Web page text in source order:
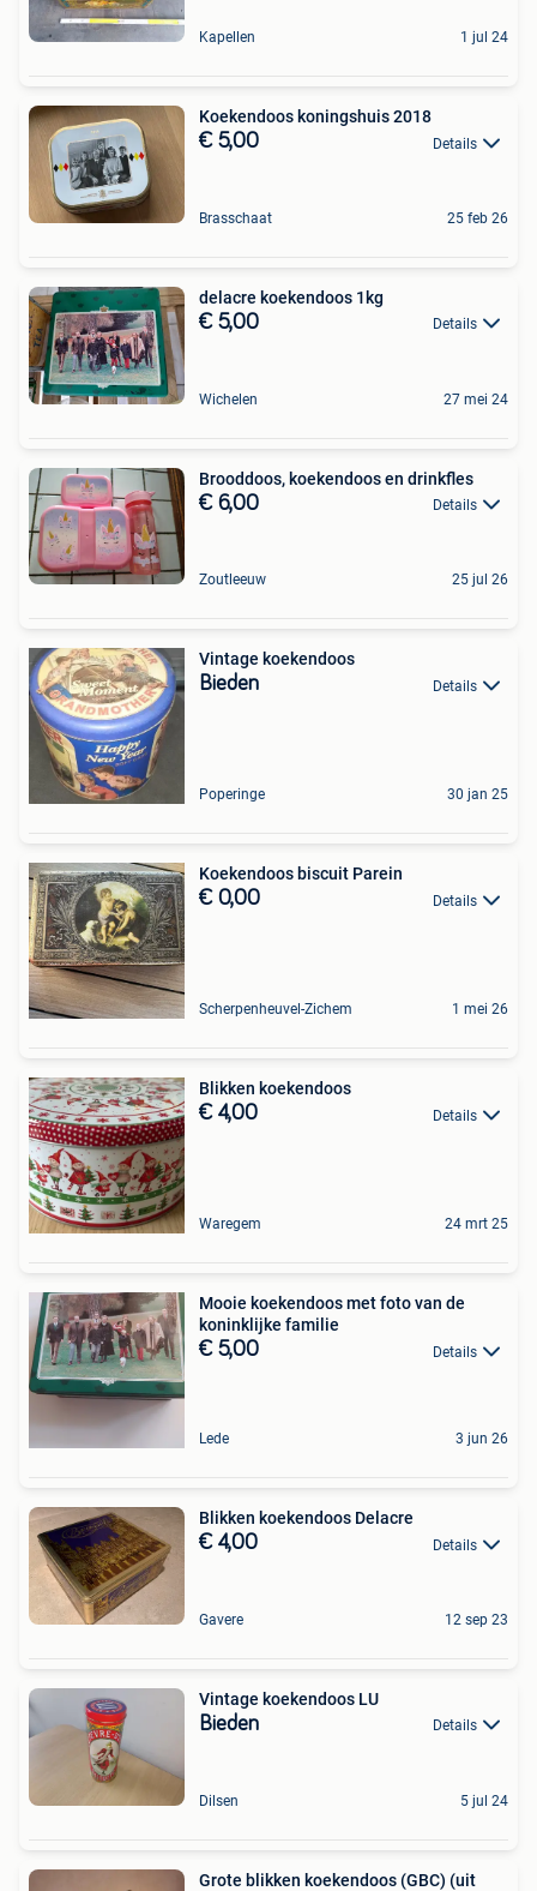
Kapellen 1 jul 24
Koekendoos koningshuis 2018
€ 5,00 Details
Brasschaat 25 feb 26
delacre koekendoos 1kg
€ 5,00 Details
Wichelen 27 mei 24
Brooddoos, koekendoos en drinkfles
€ 6,00 Details
Zoutleeuw 25 jul 26
Vintage koekendoos
Bieden Details
Poperinge 30 jan 25
Koekendoos biscuit Parein
€ 0,00 Details
Scherpenheuvel-Zichem 1 mei 26
Blikken koekendoos
€ 4,00 Details
Waregem 24 mrt 25
Mooie koekendoos met foto van de
koninklijke familie
€ 5,00 Details
Lede 3 jun 26
Blikken koekendoos Delacre
€ 4,00 Details
Gavere 12 sep 23
Vintage koekendoos LU
Bieden Details
Dilsen 5 jul 24
Grote blikken koekendoos (GBC) (uit